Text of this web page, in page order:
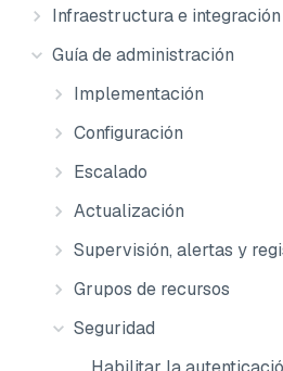
Infraestructura e
Guía de administración
Implementación
Configuración
Escalado
Actualización
Supervisión, alertas y
Grupos de recursos
Seguridad